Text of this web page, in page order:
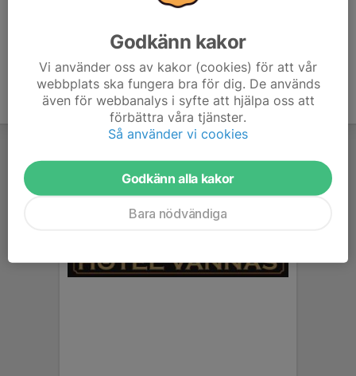
Godkänn kakor
Vi använder oss av kakor (cookies) för att vår
webbplats ska fungera bra för dig. De används
även för webbanalys i syfte att hjälpa oss att
förbättra våra tjänster.
Så använder vi cookies
Godkänn alla kakor
Bara nödvändiga